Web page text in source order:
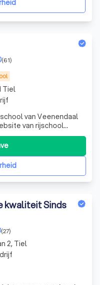
(61)
van Veenendaal
van rijschool
die groot is in
en waar kwaliteit
Tiel
kwaliteit Sinds
(27)
2, Tiel